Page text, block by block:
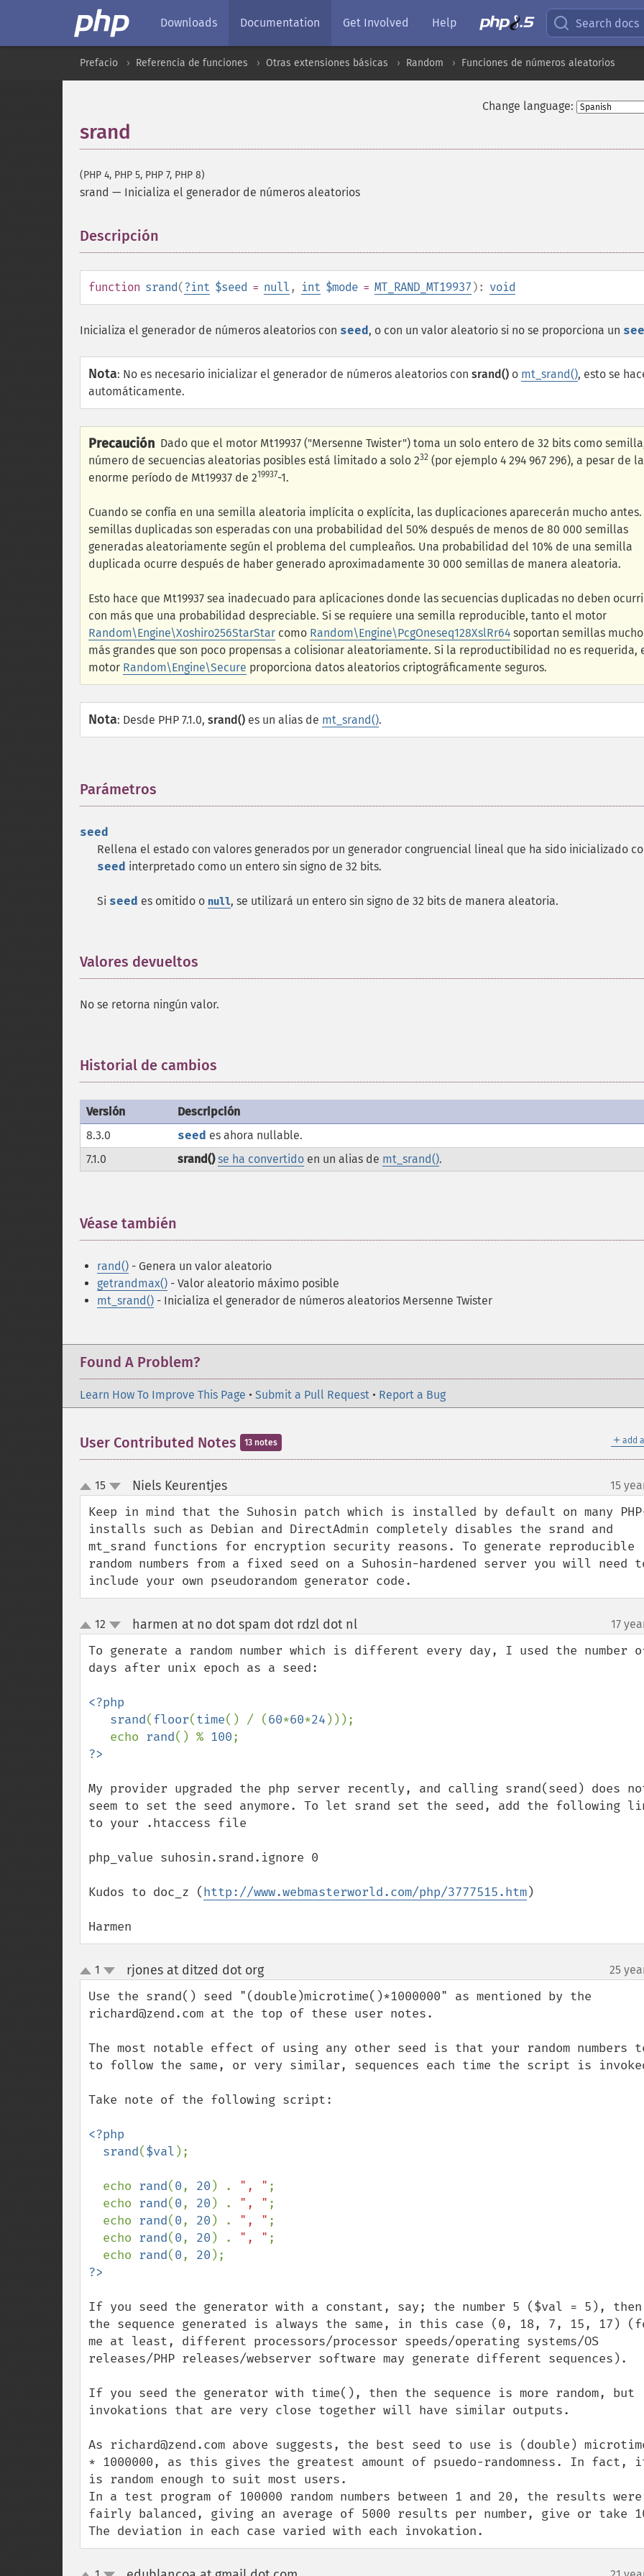
Downloads Documentation Get Involved Help Search docs
Prefacio Referencia de funciones Otras extensiones básicas Random Funciones de números aleatorios
Change language:
srand
(PHP 4, PHP 5, PHP 7, PHP 8)
srand — Inicializa el generador de números aleatorios
Descripción
function srand(?int $seed = null , int $mode = MT_RAND_MT19937 ): void
Inicializa el generador de números aleatorios con seed, o con un valor aleatorio si no se proporciona un
Nota: No es necesario inicializar el generador de números aleatorios con srand() o mt_srand(), esto se
automáticamente.
Precaución Dado que el motor Mt19937 ("Mersenne Twister") toma un solo entero de 32 bits como
número de secuencias aleatorias posibles está limitado a solo 232 (por ejemplo 4 294 967 296), a pesar de la
enorme período de Mt19937 de 219937-1.
Cuando se confía en una semilla aleatoria implícita o explícita, las duplicaciones aparecerán mucho antes.
semillas duplicadas son esperadas con una probabilidad del 50% después de menos de 80 000 semillas
generadas aleatoriamente según el problema del cumpleaños. Una probabilidad del 10% de una semilla
duplicada ocurre después de haber generado aproximadamente 30 000 semillas de manera aleatoria.
Esto hace que Mt19937 sea inadecuado para aplicaciones donde las secuencias duplicadas no deben
con más que una probabilidad despreciable. Si se requiere una semilla reproducible, tanto el motor
Random\Engine\Xoshiro256StarStar como Random\Engine\PcgOneseq128XslRr64 soportan semillas mucho
más grandes que son poco propensas a colisionar aleatoriamente. Si la reproductibilidad no es requerida,
motor Random\Engine\Secure proporciona datos aleatorios criptográficamente seguros.
Nota: Desde PHP 7.1.0, srand() es un alias de mt_srand().
Parámetros
seed
Rellena el estado con valores generados por un generador congruencial lineal que ha sido inicializado
seed interpretado como un entero sin signo de 32 bits.
Si seed es omitido o null, se utilizará un entero sin signo de 32 bits de manera aleatoria.
Valores devueltos
No se retorna ningún valor.
Historial de cambios
Versión
Descripción
8.3.0
seed es ahora nullable.
7.1.0
srand() se ha convertido en un alias de mt_srand().
Véase también
rand() - Genera un valor aleatorio
getrandmax() - Valor aleatorio máximo posible
mt_srand() - Inicializa el generador de números aleatorios Mersenne Twister
Found A Problem?
Learn How To Improve This Page • Submit a Pull Request • Report a Bug
＋ add
User Contributed Notes 13 notes
up
down
15 Niels Keurentjes¶ 15
Keep in mind that the Suhosin patch which is installed by default on many
installs such as Debian and DirectAdmin completely disables the srand and
mt_srand functions for encryption security reasons. To generate reproducible
random numbers from a fixed seed on a Suhosin-hardened server you will need
include your own pseudorandom generator code.
up
down
12 harmen at no dot spam dot rdzl dot nl¶ 17
To generate a random number which is different every day, I used the number
days after unix epoch as a seed:
<?php
   srand
(floor(time() / (60*60*24 )));
   echo
rand() % 100
My provider upgraded the php server recently, and calling srand(seed) does
seem to set the seed anymore. To let srand set the seed, add the following
to your .htaccess file
php_value suhosin.srand.ignore 0
Kudos to doc_z (http://www.webmasterworld.com/php/3777515.htm)
Harmen
up
down
1 rjones at ditzed dot org¶ 25
Use the srand() seed "(double)microtime()*1000000" as mentioned by the
richard@zend.com at the top of these user notes.
The most notable effect of using any other seed is that your random numbers
to follow the same, or very similar, sequences each time the script is
Take note of the following script:
<?php
  srand
($val );
  echo
rand(0, 20 ) . ", " ;
  echo
rand(0, 20 ) . ", " ;
  echo
rand(0, 20 ) . ", " ;
  echo
rand(0, 20 ) . ", " ;
  echo
rand(0, 20
If you seed the generator with a constant, say; the number 5 ($val = 5), then
the sequence generated is always the same, in this case (0, 18, 7, 15, 17)
me at least, different processors/processor speeds/operating systems/OS
releases/PHP releases/webserver software may generate different sequences).
If you seed the generator with time(), then the sequence is more random, but
invokations that are very close together will have similar outputs.
As richard@zend.com above suggests, the best seed to use is (double)
* 1000000, as this gives the greatest amount of psuedo-randomness. In fact,
is random enough to suit most users.
In a test program of 100000 random numbers between 1 and 20, the results were
fairly balanced, giving an average of 5000 results per number, give or take
The deviation in each case varied with each invokation.